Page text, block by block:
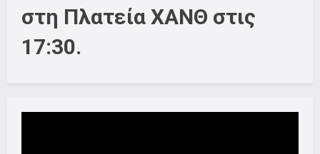
στη Πλατεία ΧΑΝΘ στις
17:30.